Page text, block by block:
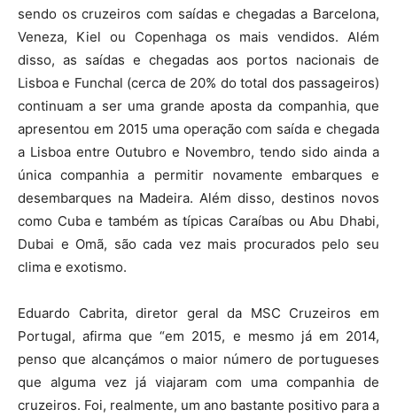
sendo os cruzeiros com saídas e chegadas a Barcelona,
Veneza, Kiel ou Copenhaga os mais vendidos. Além
disso, as saídas e chegadas aos portos nacionais de
Lisboa e Funchal (cerca de 20% do total dos passageiros)
continuam a ser uma grande aposta da companhia, que
apresentou em 2015 uma operação com saída e chegada
a Lisboa entre Outubro e Novembro, tendo sido ainda a
única companhia a permitir novamente embarques e
desembarques na Madeira. Além disso, destinos novos
como Cuba e também as típicas Caraíbas ou Abu Dhabi,
Dubai e Omã, são cada vez mais procurados pelo seu
clima e exotismo.
Eduardo Cabrita, diretor geral da MSC Cruzeiros em
Portugal, afirma que “em 2015, e mesmo já em 2014,
penso que alcançámos o maior número de portugueses
que alguma vez já viajaram com uma companhia de
cruzeiros. Foi, realmente, um ano bastante positivo para a